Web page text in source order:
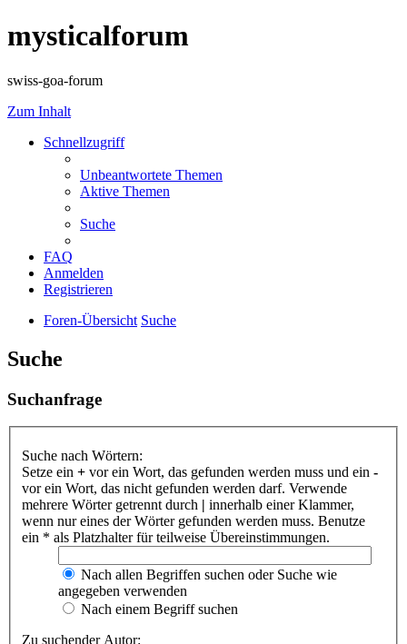
mysticalforum
swiss-goa-forum
Zum Inhalt
Schnellzugriff
Unbeantwortete Themen
Aktive Themen
Suche
FAQ
Anmelden
Registrieren
Foren-Übersicht Suche
Suche
Suchanfrage
Suche nach Wörtern:
Setze ein + vor ein Wort, das gefunden werden muss und ein -
vor ein Wort, das nicht gefunden werden darf. Verwende
mehrere Wörter getrennt durch | innerhalb einer Klammer,
wenn nur eines der Wörter gefunden werden muss. Benutze
ein * als Platzhalter für teilweise Übereinstimmungen.
Nach allen Begriffen suchen oder Suche wie
angegeben verwenden
Nach einem Begriff suchen
Zu suchender Autor: